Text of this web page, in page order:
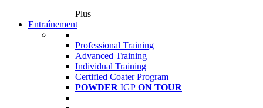
Plus
Entraînement
Professional Training
Advanced Training
Individual Training
Certified Coater Program
POWDER IGP ON TOUR